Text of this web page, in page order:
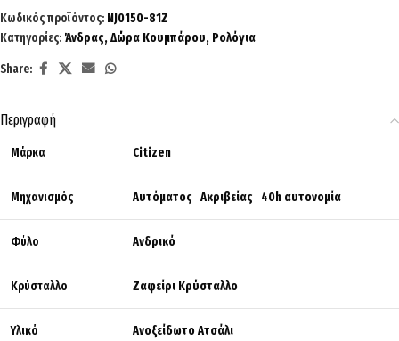
Κωδικός προϊόντος: NJ0150-81Z
Κατηγορίες: Άνδρας,Δώρα Κουμπάρου, Ρολόγια
Share:
Περιγραφή
Μάρκα Citizen
Μηχανισμός Αυτόματος Ακριβείας 40h αυτονομία
Φύλο Ανδρικό
Κρύσταλλο Ζαφείρι Κρύσταλλο
Υλικό Ανοξείδωτο Ατσάλι